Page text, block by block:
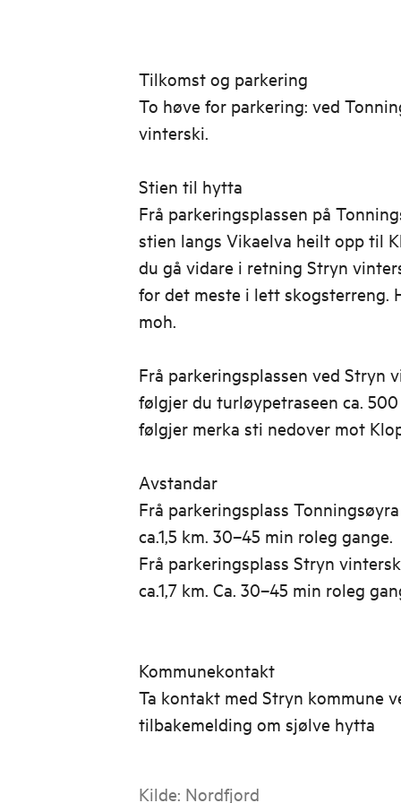
Tilkomst og parkering
To høve for parkering: ved
vinterski.
Stien til hytta
Frå parkeringsplassen på
stien langs Vikaelva heilt opp til
du gå vidare i retning Stryn
for det meste i lett skogsterreng.
moh.
Frå parkeringsplassen ved Stryn
følgjer du turløypetraseen ca.
følgjer merka sti nedover mot
Avstandar
Frå parkeringsplass
ca.1,5 km. 30–45 min roleg gange.
Frå parkeringsplass Stryn
ca.1,7 km. Ca. 30–45 min roleg
Kommunekontakt
Ta kontakt med Stryn kommune
tilbakemelding om sjølve hytta
Kilde: Nordfjord